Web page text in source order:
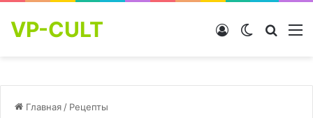
VP-CULT Switch skin
Войти
Главная / Рецепты